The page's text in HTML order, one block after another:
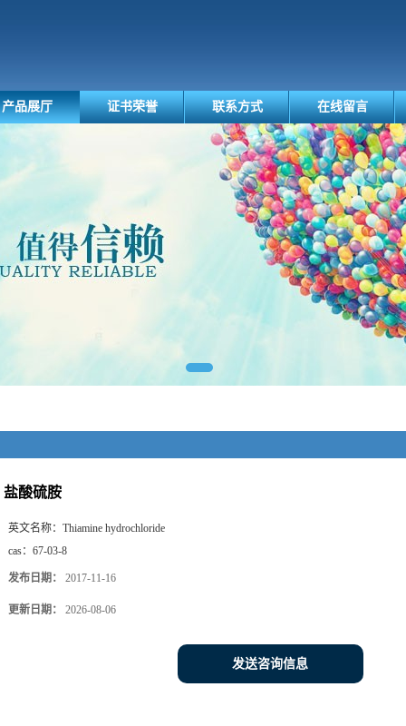
产品展厅 证书荣誉 联系方式 在线留言
盐酸硫胺
英文名称： Thiamine hydrochloride
cas： 67-03-8
发布日期： 2017-11-16
更新日期： 2026-08-06
发送咨询信息